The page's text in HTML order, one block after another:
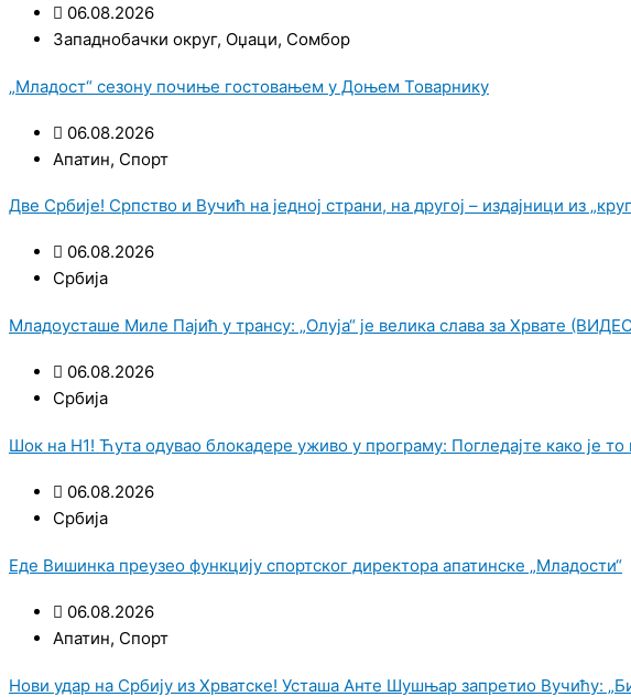
06.08.2026
Западнобачки округ, Оџаци, Сомбор
„Младост“ сезону почиње гостовањем у Доњем Товарнику
06.08.2026
Апатин, Спорт
Две Србије! Српство и Вучић на једној страни, на другој – издајници из
06.08.2026
Србија
Младоусташе Миле Пајић у трансу: „Олуја“ је велика слава за Хрвате
06.08.2026
Србија
Шок на Н1! Ћута одувао блокадере уживо у програму: Погледајте како је
06.08.2026
Србија
Еде Вишинка преузео функцију спортског директора апатинске „Младости“
06.08.2026
Апатин, Спорт
Нови удар на Србију из Хрватске! Усташа Анте Шушњар запретио Вучићу: